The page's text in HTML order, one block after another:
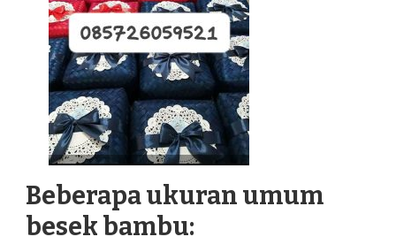
Beberapa ukuran umum
besek bambu: